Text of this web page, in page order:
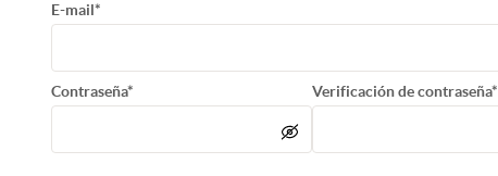
E-mail*
Contraseña* Verificación de contraseña*